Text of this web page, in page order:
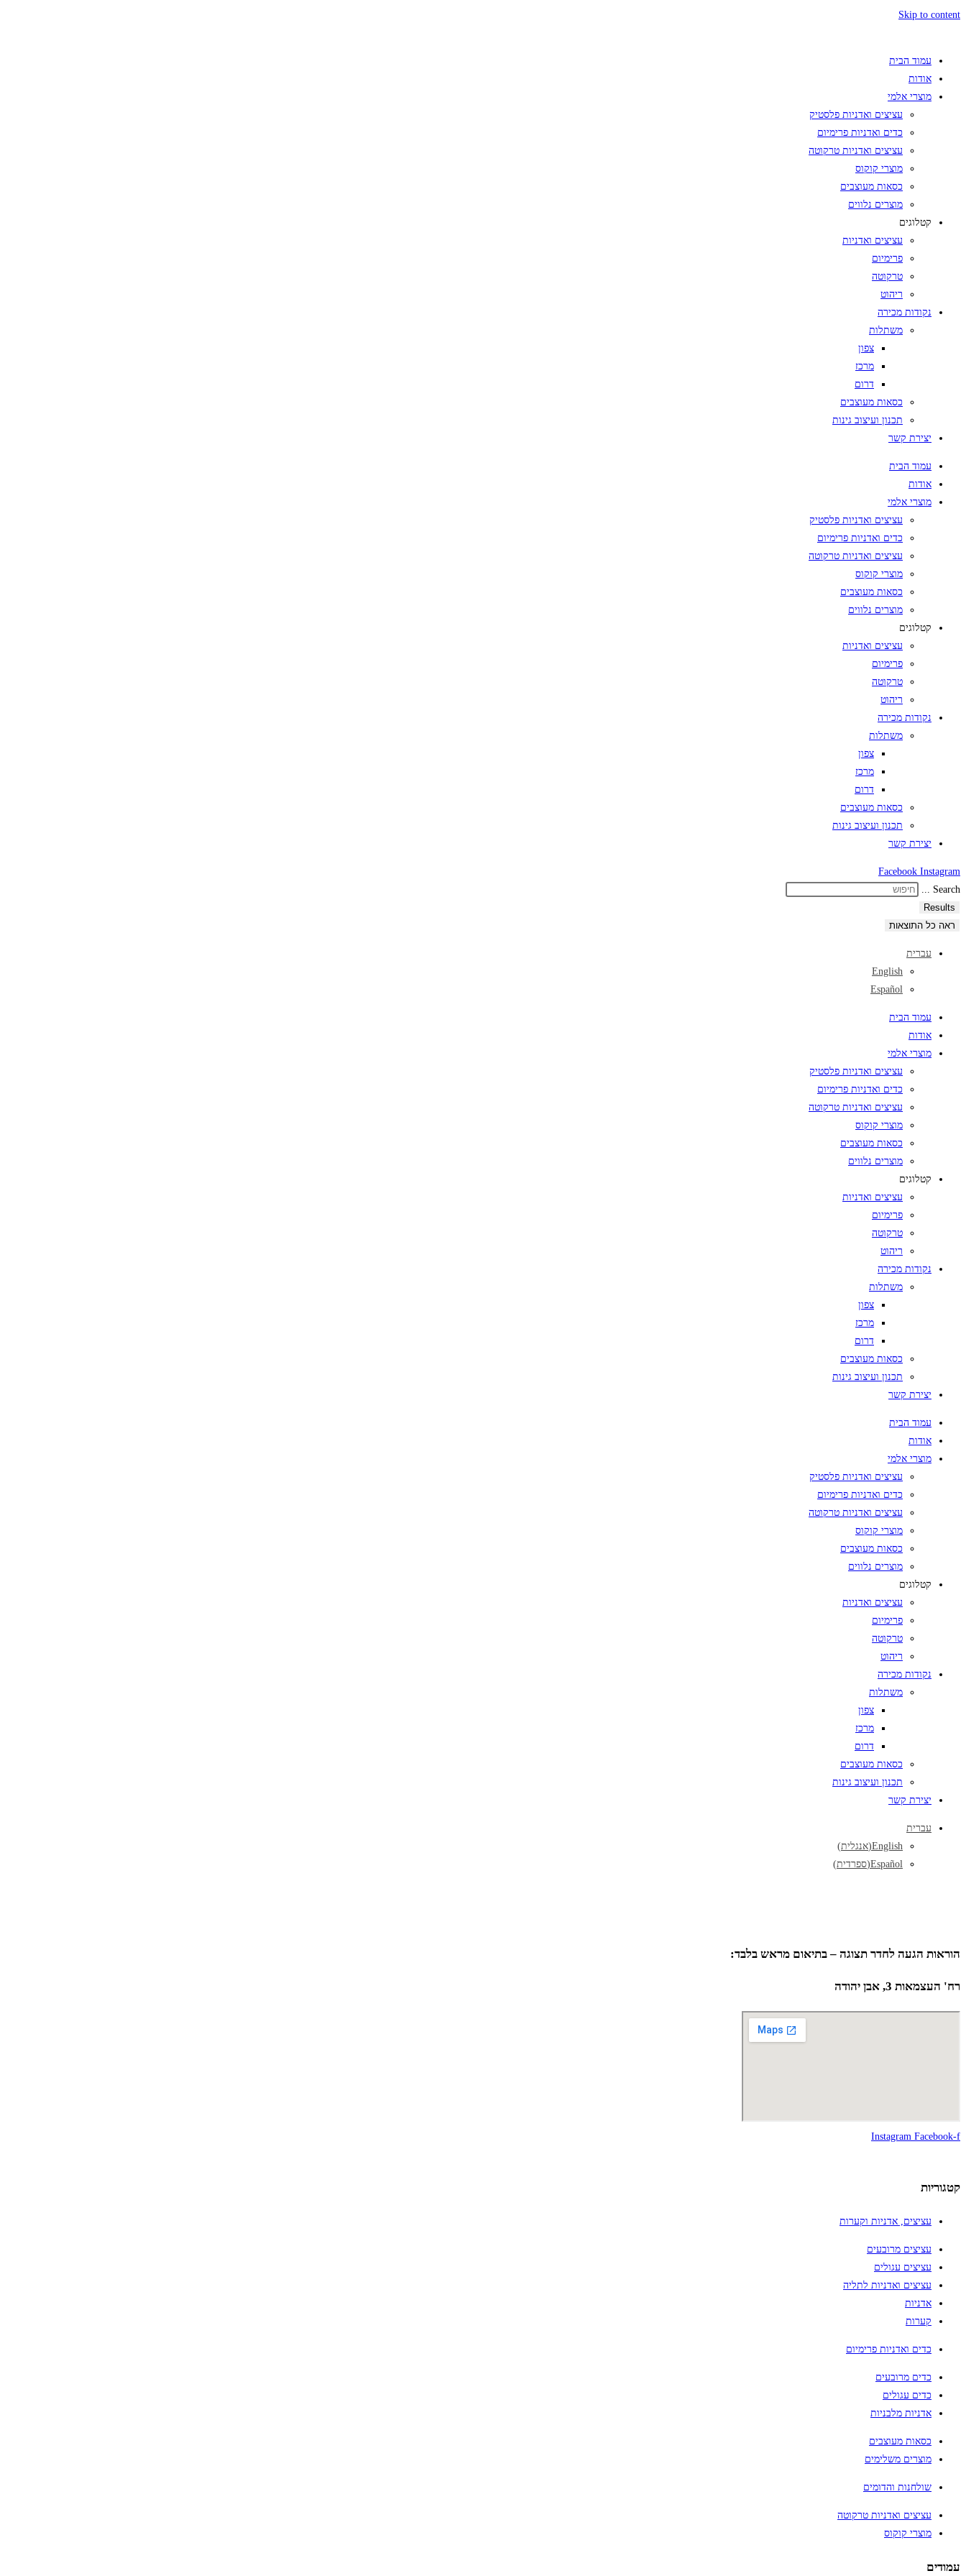
Skip to content
עמוד הבית
אודות
מוצרי אלמי
עציצים ואדניות פלסטיק
כדים ואדניות פרימיום
עציצים ואדניות טרקוטה
מוצרי קוקוס
כסאות מעוצבים
מוצרים נלווים
קטלוגים
עציצים ואדניות
פרימיום
טרקוטה
ריהוט
נקודות מכירה
משתלות
צפון
מרכז
דרום
כסאות מעוצבים
תכנון ועיצוב גינות
יצירת קשר
עמוד הבית
אודות
מוצרי אלמי
עציצים ואדניות פלסטיק
כדים ואדניות פרימיום
עציצים ואדניות טרקוטה
מוצרי קוקוס
כסאות מעוצבים
מוצרים נלווים
קטלוגים
עציצים ואדניות
פרימיום
טרקוטה
ריהוט
נקודות מכירה
משתלות
צפון
מרכז
דרום
כסאות מעוצבים
תכנון ועיצוב גינות
יצירת קשר
Facebook Instagram
Search ...
Results
ראה כל התוצאות
עברית
English
Español
עמוד הבית
אודות
מוצרי אלמי
עציצים ואדניות פלסטיק
כדים ואדניות פרימיום
עציצים ואדניות טרקוטה
מוצרי קוקוס
כסאות מעוצבים
מוצרים נלווים
קטלוגים
עציצים ואדניות
פרימיום
טרקוטה
ריהוט
נקודות מכירה
משתלות
צפון
מרכז
דרום
כסאות מעוצבים
תכנון ועיצוב גינות
יצירת קשר
עמוד הבית
אודות
מוצרי אלמי
עציצים ואדניות פלסטיק
כדים ואדניות פרימיום
עציצים ואדניות טרקוטה
מוצרי קוקוס
כסאות מעוצבים
מוצרים נלווים
קטלוגים
עציצים ואדניות
פרימיום
טרקוטה
ריהוט
נקודות מכירה
משתלות
צפון
מרכז
דרום
כסאות מעוצבים
תכנון ועיצוב גינות
יצירת קשר
עברית
English
(אנגלית)
Español
(ספרדית)
הוראות הגעה לחדר תצוגה – בתיאום מראש בלבד:
רח' העצמאות 3, אבן יהודה
Instagram Facebook-f
קטגוריות
עציצים, אדניות וקערות
עציצים מרובעים
עציצים עגולים
עציצים ואדניות לתליה
אדניות
קערות
כדים ואדניות פרימיום
כדים מרובעים
כדים עגולים
אדניות מלבניות
כסאות מעוצבים
מוצרים משלימים
שולחנות והדומים
עציצים ואדניות טרקוטה
מוצרי קוקוס
עמודים